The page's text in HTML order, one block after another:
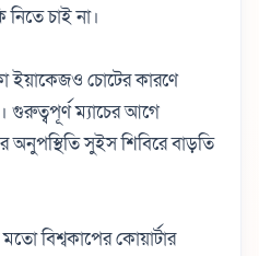
চাই না।
ইয়াকেজও চোটের কারণে
গুরুত্বপূর্ণ ম্যাচের আগে
সুইস শিবিরে বাড়তি
বিশ্বকাপের কোয়ার্টার